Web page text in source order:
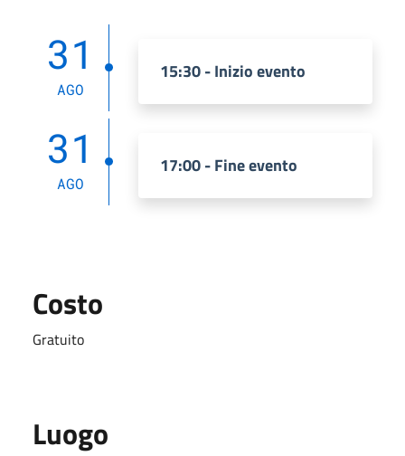
31
AGO
15:30 - Inizio evento
31
AGO
17:00 - Fine evento
Costo
Gratuito
Luogo